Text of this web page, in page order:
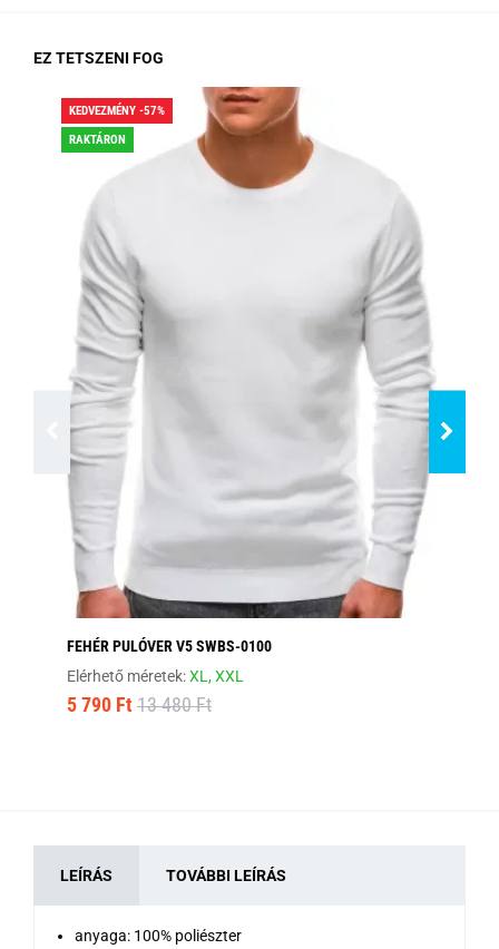
EZ TETSZENI FOG
KEDVEZMÉNY -57%
RAKTÁRON
FEHÉR PULÓVER V5 SWBS-0100
Elérhető méretek:XL,XXL
5 790 Ft 13 480 Ft
LEÍRÁS TOVÁBBI LEÍRÁS
anyaga: 100% poliészter